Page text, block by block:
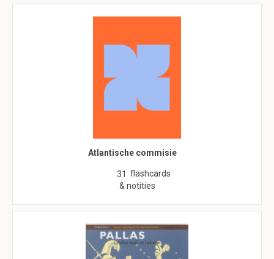
Atlantische commisie
31 flashcards
& notities